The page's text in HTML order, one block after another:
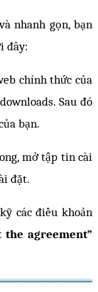
nhanh gọn, bạn
đây:
chính thức của
Sau đó
bạn.
mở tập tin cài
đặt.
các điều khoản